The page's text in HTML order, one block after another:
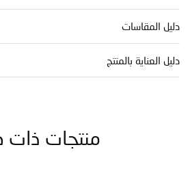
المقاسات
بالمنتج
منتجات ذات صلة